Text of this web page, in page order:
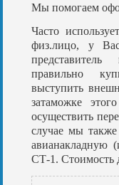
Мы помогаем
Часто
физ.лицо, у
правильно
выступить
затаможке
осуществить
случае мы
авианакладную
СТ-1. Стоимость